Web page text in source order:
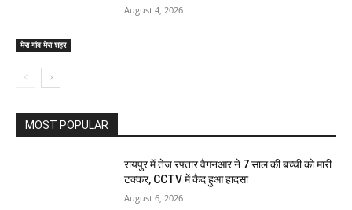
मेरा गांव मेरा शहर
August 4, 2026
MOST POPULAR
रायपुर में तेज रफ्तार वैगनआर ने 7 साल की बच्ची को मारी
टक्कर, CCTV में कैद हुआ हादसा
August 6, 2026